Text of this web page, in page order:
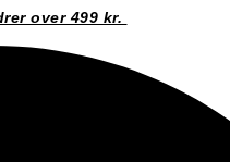
over 499 kr.